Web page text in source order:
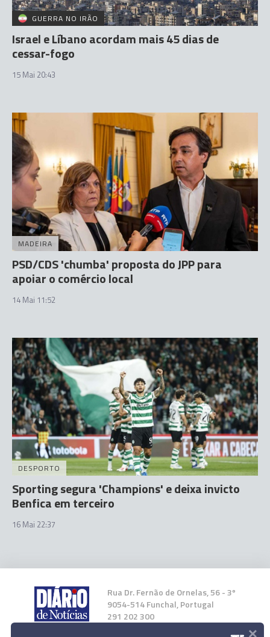
GUERRA NO IRÃO
Israel e Líbano acordam mais 45 dias de
cessar-fogo
15 Mai 20:43
MADEIRA
PSD/CDS 'chumba' proposta do JPP para
apoiar o comércio local
14 Mai 11:52
DESPORTO
Sporting segura 'Champions' e deixa invicto
Benfica em terceiro
16 Mai 22:37
Rua Dr. Fernão de Ornelas, 56 - 3º
9054-514 Funchal, Portugal
291 202 300